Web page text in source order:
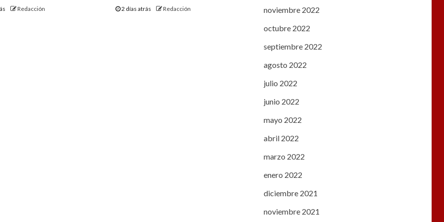
Redacción 2 días atrás Redacción
noviembre 2022
octubre 2022
septiembre 2022
agosto 2022
julio 2022
junio 2022
mayo 2022
abril 2022
marzo 2022
enero 2022
diciembre 2021
noviembre 2021